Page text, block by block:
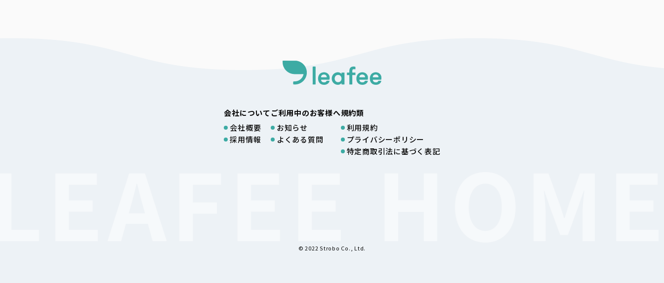
会社について
会社概要
採用情報
ご利用中のお客様へ
お知らせ
よくある質問
規約類
利用規約
プライバシーポリシー
特定商取引法に基づく表記
© 2022 Strobo Co., Ltd.